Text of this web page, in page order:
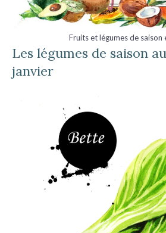
Fruits et légumes de saison
Les légumes de saison
janvier